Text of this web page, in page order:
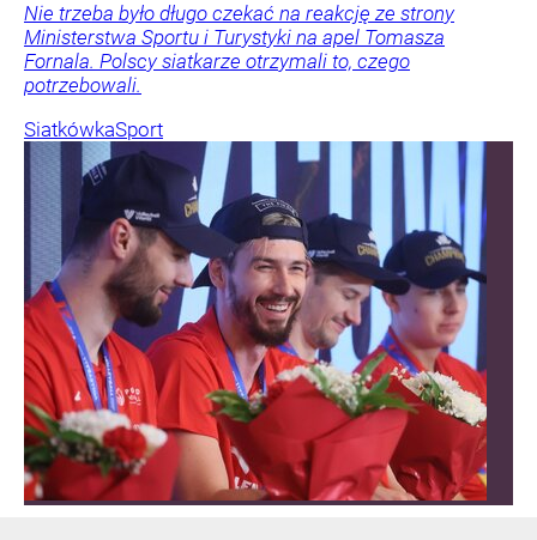
Nie trzeba było długo czekać na reakcję ze strony
Ministerstwa Sportu i Turystyki na apel Tomasza
Fornala. Polscy siatkarze otrzymali to, czego
potrzebowali.
SiatkówkaSport